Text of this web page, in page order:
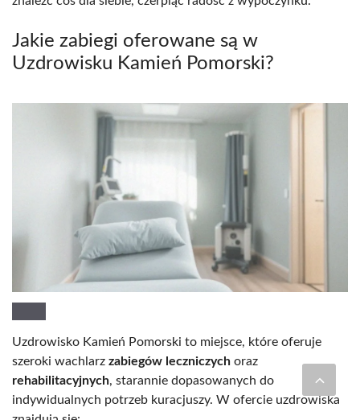
Jakie zabiegi oferowane są w
Uzdrowisku Kamień Pomorski?
Uzdrowisko Kamień Pomorski to miejsce, które oferuje
szeroki wachlarz zabiegów leczniczych oraz
rehabilitacyjnych, starannie dopasowanych do
indywidualnych potrzeb kuracjuszy. W ofercie uzdrowiska